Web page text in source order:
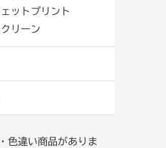
ットプリント
リーン
色違い商品がありま